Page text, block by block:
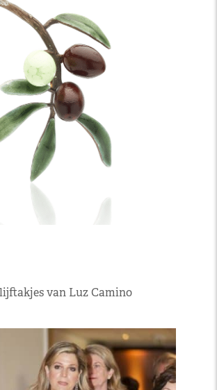
van Luz Camino